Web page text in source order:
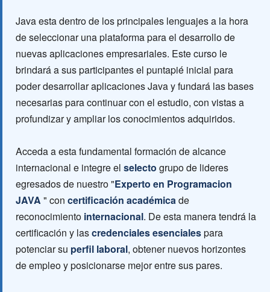
Java esta dentro de los principales lenguajes a la hora
de seleccionar una plataforma para el desarrollo de
nuevas aplicaciones empresariales. Este curso le
brindará a sus participantes el puntapié inicial para
poder desarrollar aplicaciones Java y fundará las bases
necesarias para continuar con el estudio, con vistas a
profundizar y ampliar los conocimientos adquiridos.
Acceda a esta fundamental formación de alcance
internacional e integre el selecto grupo de lideres
egresados de nuestro "Experto en Programacion
JAVA " con certificación académicade
reconocimiento internacional. De esta manera tendrá la
certificación y lascredenciales esencialespara
potenciar su perfil laboral, obtener nuevos horizontes
de empleo y posicionarse mejor entre sus pares.